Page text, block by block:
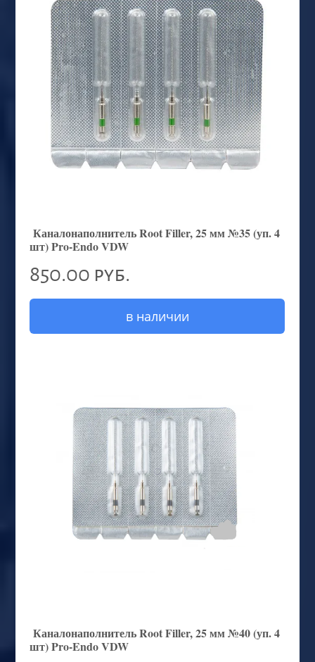
Каналонаполнитель Root Filler, 25 мм №35 (уп. 4
шт) Pro-Endo VDW
850.00 руб.
в наличии
Каналонаполнитель Root Filler, 25 мм №40 (уп. 4
шт) Pro-Endo VDW